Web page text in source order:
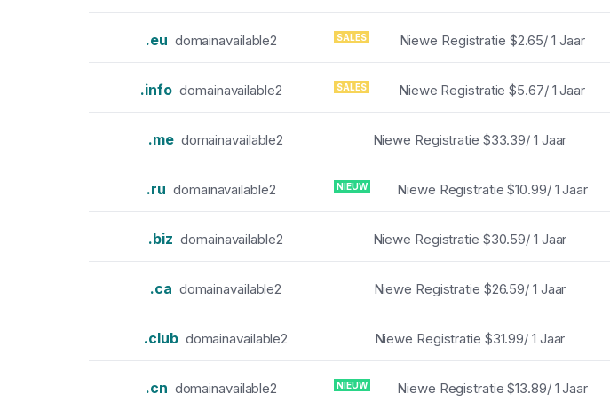
.eu domainavailable2 SALES Niewe Registratie $2.65/ 1 Jaar
.info domainavailable2 SALES Niewe Registratie $5.67/ 1 Jaar
.me domainavailable2 Niewe Registratie $33.39/ 1 Jaar
.ru domainavailable2 NIEUW Niewe Registratie $10.99/ 1 Jaar
.biz domainavailable2 Niewe Registratie $30.59/ 1 Jaar
.ca domainavailable2 Niewe Registratie $26.59/ 1 Jaar
.club domainavailable2 Niewe Registratie $31.99/ 1 Jaar
.cn domainavailable2 NIEUW Niewe Registratie $13.89/ 1 Jaar